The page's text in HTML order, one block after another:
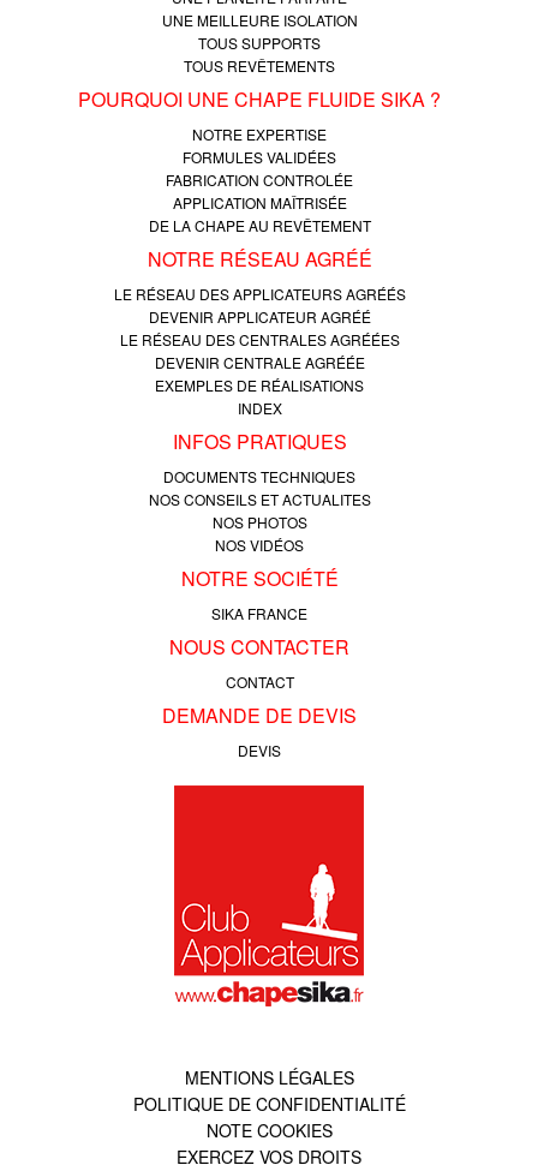
UNE MEILLEURE ISOLATION
TOUS SUPPORTS
TOUS REVÊTEMENTS
POURQUOI UNE CHAPE FLUIDE SIKA ?
NOTRE EXPERTISE
FORMULES VALIDÉES
FABRICATION CONTROLÉE
APPLICATION MAÎTRISÉE
DE LA CHAPE AU REVÊTEMENT
NOTRE RÉSEAU AGRÉÉ
LE RÉSEAU DES APPLICATEURS AGRÉÉS
DEVENIR APPLICATEUR AGRÉÉ
LE RÉSEAU DES CENTRALES AGRÉÉES
DEVENIR CENTRALE AGRÉÉE
EXEMPLES DE RÉALISATIONS
INDEX
INFOS PRATIQUES
DOCUMENTS TECHNIQUES
NOS CONSEILS ET ACTUALITES
NOS PHOTOS
NOS VIDÉOS
NOTRE SOCIÉTÉ
SIKA FRANCE
NOUS CONTACTER
CONTACT
DEMANDE DE DEVIS
DEVIS
MENTIONS LÉGALES
POLITIQUE DE CONFIDENTIALITÉ
NOTE COOKIES
EXERCEZ VOS DROITS